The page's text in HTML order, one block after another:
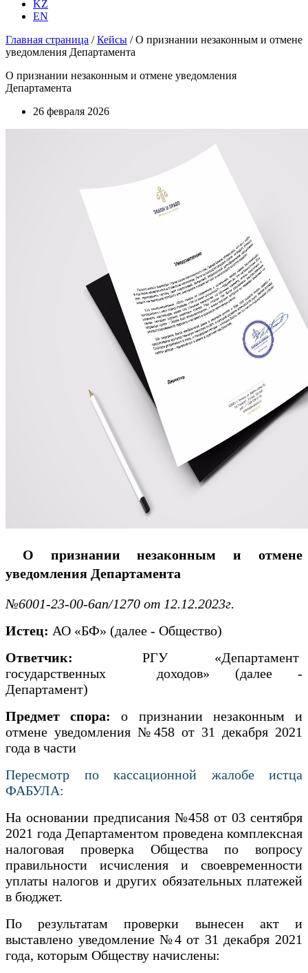
KZ
EN
Главная страница /Кейсы /О признании незаконным и отмене
уведомления Департамента
О признании незаконным и отмене уведомления
Департамента
26 февраля 2026
О признании незаконным и отмене
уведомления Департамента
№6001-23-00-6ап/1270 от 12.12.2023г.
Истец: АО «БФ» (далее - Общество)
Ответчик:РГУ «Департамент
государственных доходов» (далее -
Департамент)
Предмет спора:о признании незаконным и
отмене уведомления №458 от 31 декабря 2021
года в части
Пересмотр по кассационной жалобе истца
ФАБУЛА:
На основании предписания №458 от 03 сентября
2021 года Департаментом проведена комплексная
налоговая проверка Общества по вопросу
правильности исчисления и своевременности
уплаты налогов и других обязательных платежей
в бюджет.
По результатам проверки вынесен акт и
выставлено уведомление №4 от 31 декабря 2021
года, которым Обществу начислены: